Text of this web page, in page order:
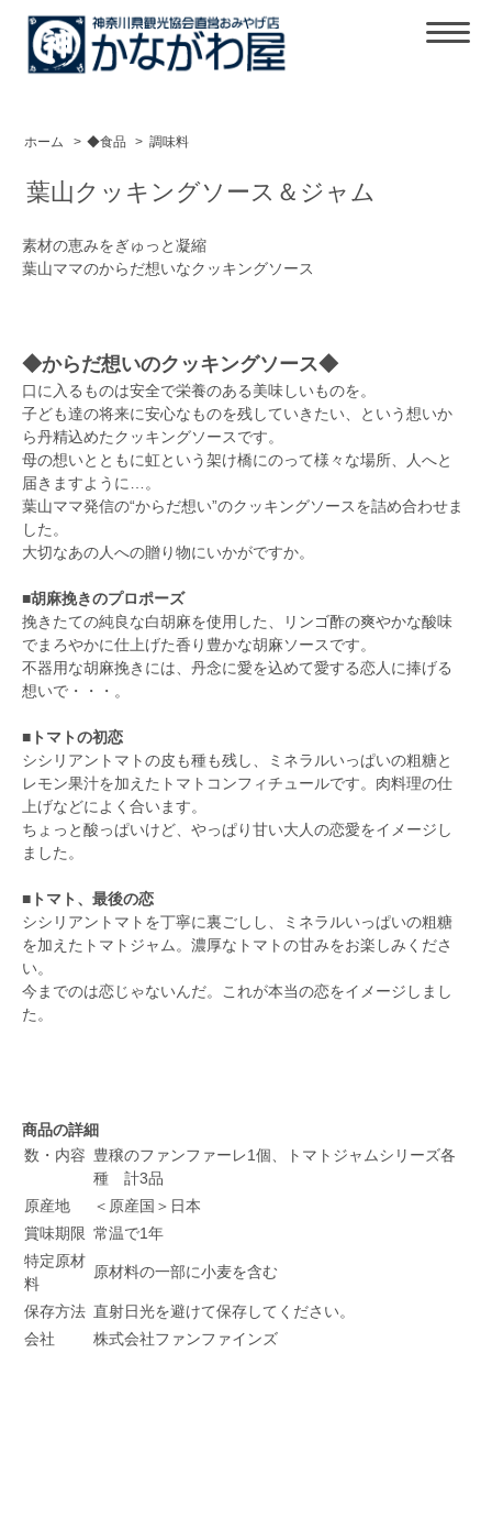
ホーム > ◆食品 > 調味料
葉山クッキングソース＆ジャム
素材の恵みをぎゅっと凝縮
葉山ママのからだ想いなクッキングソース
◆からだ想いのクッキングソース◆
口に入るものは安全で栄養のある美味しいものを。
子ども達の将来に安心なものを残していきたい、という想いか
ら丹精込めたクッキングソースです。
母の想いとともに虹という架け橋にのって様々な場所、人へと
届きますように…。
葉山ママ発信の“からだ想い”のクッキングソースを詰め合わせま
した。
大切なあの人への贈り物にいかがですか。
■胡麻挽きのプロポーズ
挽きたての純良な白胡麻を使用した、リンゴ酢の爽やかな酸味
でまろやかに仕上げた香り豊かな胡麻ソースです。
不器用な胡麻挽きには、丹念に愛を込めて愛する恋人に捧げる
想いで・・・。
■トマトの初恋
シシリアントマトの皮も種も残し、ミネラルいっぱいの粗糖と
レモン果汁を加えたトマトコンフィチュールです。肉料理の仕
上げなどによく合います。
ちょっと酸っぱいけど、やっぱり甘い大人の恋愛をイメージし
ました。
■トマト、最後の恋
シシリアントマトを丁寧に裏ごしし、ミネラルいっぱいの粗糖
を加えたトマトジャム。濃厚なトマトの甘みをお楽しみくださ
い。
今までのは恋じゃないんだ。これが本当の恋をイメージしまし
た。
商品の詳細
数・内容 豊穣のファンファーレ1個、トマトジャムシリーズ各
種 計3品
原産地
＜原産国＞日本
賞味期限 常温で1年
特定原材
料
原材料の一部に小麦を含む
保存方法 直射日光を避けて保存してください。
会社
株式会社ファンファインズ